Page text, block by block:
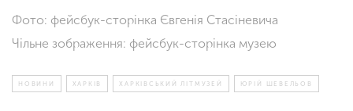
Фото: фейсбук-сторінка Євгенія Стасіневича
Чільне зображення: фейсбук-сторінка музею
НОВИНИ ХАРКІВ ХАРКІВСЬКИЙ ЛІТМУЗЕЙ ЮРІЙ ШЕВЕЛЬОВ